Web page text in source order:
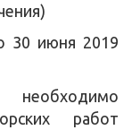
30 июня 2019
работ